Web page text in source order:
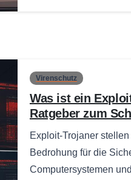
Virenschutz
Was ist ein
Ratgeber zum
Exploit-Trojaner
Bedrohung für die
Computersystemen